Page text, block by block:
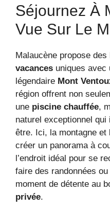
Séjournez À
Vue Sur Le
Malaucène propose des
vacances uniques avec
légendaire Mont
région offrent non
une piscine chauffée,
naturel exceptionnel
être. Ici, la montagne
créer un panorama à
l’endroit idéal pour se
faire des randonnées
moment de détente au
privée.